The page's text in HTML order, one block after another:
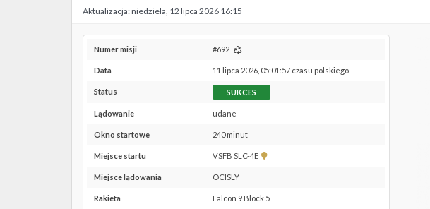
Aktualizacja: niedziela, 12 lipca 2026 16:15
Numer misji #692
Data 11 lipca 2026, 05:01:57 czasu polskiego
Status SUKCES
Lądowanie udane
Okno startowe 240 minut
Miejsce startu VSFB SLC-4E
Pokaż
SLC-
Miejsce lądowania OCISLY
Rakieta Falcon 9 Block 5